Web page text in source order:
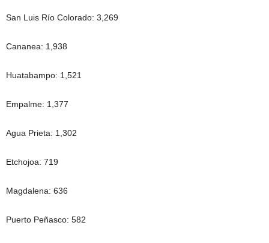
San Luis Río Colorado: 3,269
Cananea: 1,938
Huatabampo: 1,521
Empalme: 1,377
Agua Prieta: 1,302
Etchojoa: 719
Magdalena: 636
Puerto Peñasco: 582